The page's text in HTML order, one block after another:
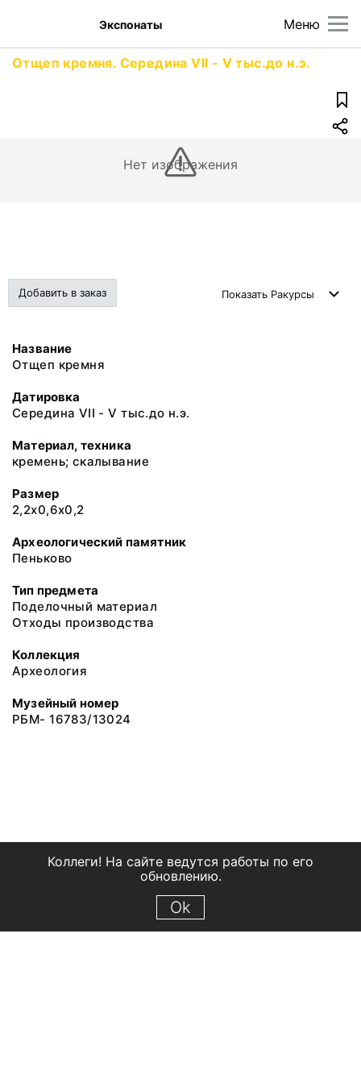
Меню
Экспонаты
Отщеп кремня. Середина VII - V тыс.до н.э.
Нет изображения
Добавить в заказ Показать Ракурсы
Название
Отщеп кремня
Датировка
Середина VII - V тыс.до н.э.
Материал, техника
кремень; скалывание
Размер
2,2х0,6х0,2
Археологический памятник
Пеньково
Тип предмета
Поделочный материал
Отходы производства
Коллекция
Археология
Музейный номер
РБМ- 16783/13024
Коллеги! На сайте ведутся работы по его
обновлению.
Ok